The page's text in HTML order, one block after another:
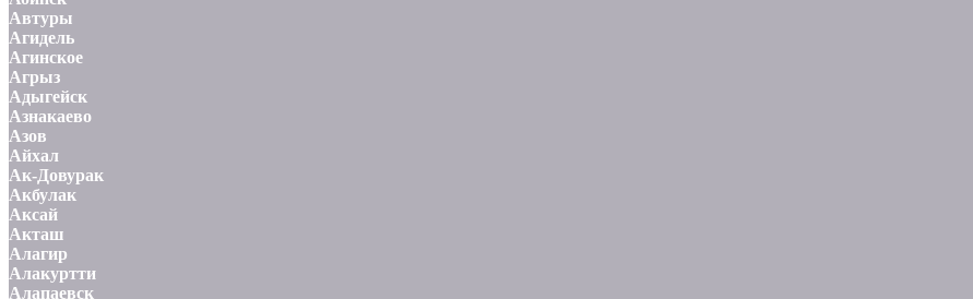
Автуры
Агидель
Агинское
Агрыз
Адыгейск
Азнакаево
Азов
Айхал
Ак-Довурак
Акбулак
Аксай
Акташ
Алагир
Алакуртти
Алапаевск